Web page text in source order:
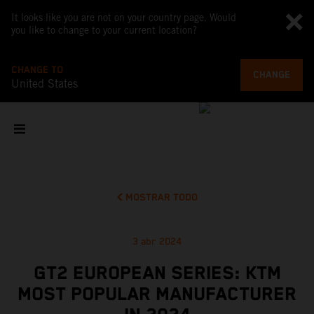
It looks like you are not on your country page. Would
you like to change to your current location?
CHANGE TO
United States
CHANGE
MOSTRAR TODO
3 abr 2024
GT2 EUROPEAN SERIES: KTM
MOST POPULAR MANUFACTURER